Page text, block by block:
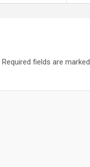
Required fields are marked